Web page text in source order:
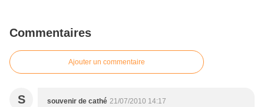
Commentaires
Ajouter un commentaire
S souvenir de cathé 21/07/2010 14:17